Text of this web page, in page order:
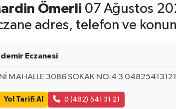
Ömerli 07 Ağustos
adres, telefon ve
Eczanesi
MAHALLE 3086 SOKAK NO:4 3 04825413121
Yol Tarifi Al 0 (482) 541 31 21